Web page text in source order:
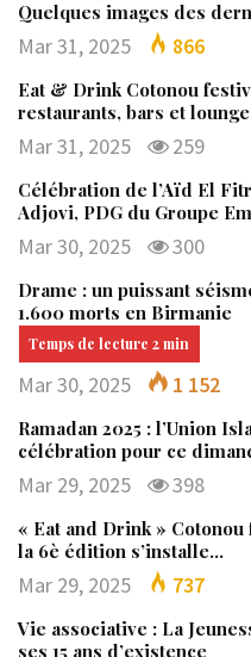
Quelques images des
Mar 31, 2025 866
Eat & Drink Cotonou
restaurants, bars et
Mar 31, 2025 259
Célébration de l’Aïd El
Adjovi, PDG du Groupe
Mar 30, 2025 300
Drame : un puissant
1.600 morts en Birmanie
Mar 30, 2025 1 152
Ramadan 2025 : l’Union
célébration pour ce
Mar 29, 2025 398
« Eat and Drink »
la 6è édition s’installe…
Mar 29, 2025 737
Vie associative : La
ses 15 ans d’existence